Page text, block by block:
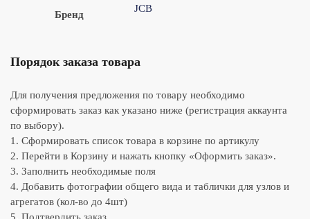
Бренд
JCB
Порядок заказа товара
Для получения предложения по товару необходимо
сформировать заказ как указано ниже (регистрация аккаунта
по выбору).
1. Сформировать список товара в корзине по артикулу
2. Перейти в Корзину и нажать кнопку «Оформить заказ».
3. Заполнить необходимые поля
4. Добавить фотографии общего вида и таблички для узлов и
агрегатов (кол-во до 4шт)
5. Подтвердить заказ